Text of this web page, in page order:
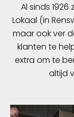
Al sinds
Lokaal (in
maar ook ver
klanten te
extra om te
altijd